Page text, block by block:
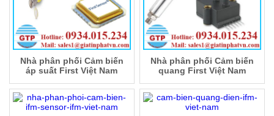
Nhà phân phối Cảm biến
áp suất First Việt Nam
Nhà phân phối Cảm biến
quang First Việt Nam